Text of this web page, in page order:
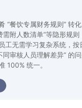
“餐饮专属财务规则” 转
需附人数清单”等隐形规
工无需学习复杂系统，按
同审核人员理解差异” 的
100% 统一。